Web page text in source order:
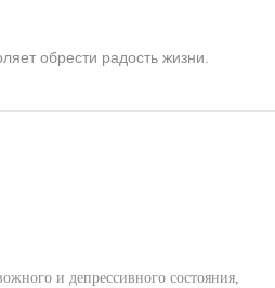
обрести радость жизни.
и депрессивного состояния,